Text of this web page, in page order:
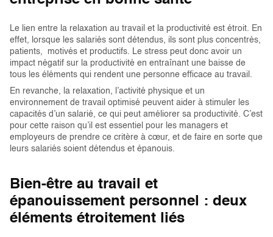
Le lien entre la relaxation au travail et la productivité est étroit. En
effet, lorsque les salariés sont détendus, ils sont plus concentrés,
patients, motivés et productifs. Le stress peut donc avoir un
impact négatif sur la productivité en entraînant une baisse de
tous les éléments qui rendent une personne efficace au travail.
En revanche, la relaxation, l’activité physique et un
environnement de travail optimisé peuvent aider à stimuler les
capacités d’un salarié, ce qui peut améliorer sa productivité. C’est
pour cette raison qu’il est essentiel pour les managers et
employeurs de prendre ce critère à cœur, et de faire en sorte que
leurs salariés soient détendus et épanouis.
Bien-être au travail et
épanouissement personnel : deux
éléments étroitement liés